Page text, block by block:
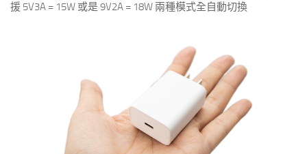
援 5V3A = 15W 或是 9V2A = 18W 兩種模式全自動切換